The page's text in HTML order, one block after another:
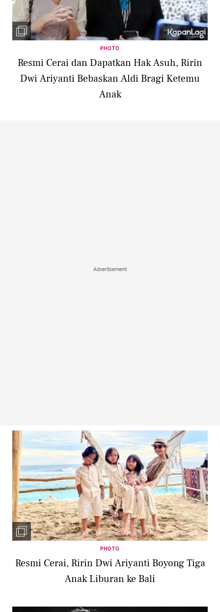
PHOTO
Resmi Cerai dan Dapatkan Hak Asuh, Ririn
Dwi Ariyanti Bebaskan Aldi Bragi Ketemu
Anak
Advertisement
PHOTO
Resmi Cerai, Ririn Dwi Ariyanti Boyong Tiga
Anak Liburan ke Bali